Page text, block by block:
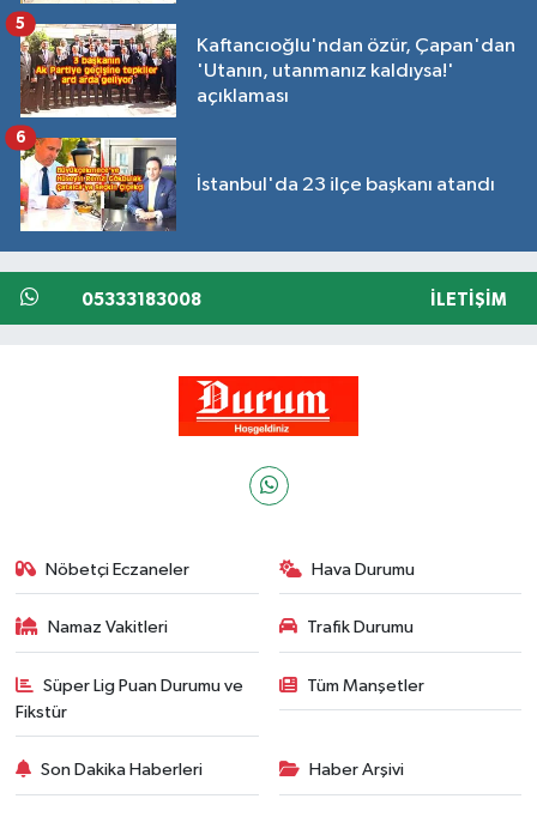
Kaftancıoğlu'ndan özür, Çapan'dan
'Utanın, utanmanız kaldıysa!'
açıklaması
5
İstanbul'da 23 ilçe başkanı atandı
6
05333183008 İLETIŞIM
Nöbetçi Eczaneler Hava Durumu
Namaz Vakitleri Trafik Durumu
Süper Lig Puan Durumu ve
Fikstür
Tüm Manşetler
Son Dakika Haberleri Haber Arşivi